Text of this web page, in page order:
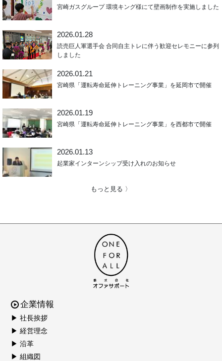
宮崎ガスグループ 環境キング様にて壁画制作を実施しました
2026.01.28
読売巨人軍選手会 合同自主トレに伴う歓迎セレモニーに参列
しました
2026.01.21
宮崎県「運転寿命延伸トレーニング事業」を延岡市で開催
2026.01.19
宮崎県「運転寿命延伸トレーニング事業」を西都市で開催
2026.01.13
起業家インターンシップ受け入れのお知らせ
もっと見る 〉
企業情報
▶ 社長挨拶
▶ 経営理念
▶ 沿革
▶ 組織図